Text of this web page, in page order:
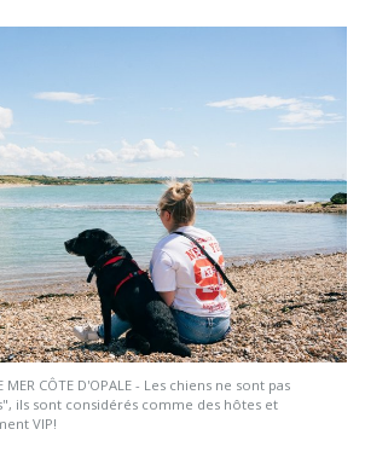
MER CÔTE D'OPALE - Les chiens ne sont pas
ils sont considérés comme des hôtes et
VIP!